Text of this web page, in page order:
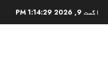
اگست 9, 2026 1:14:29 PM